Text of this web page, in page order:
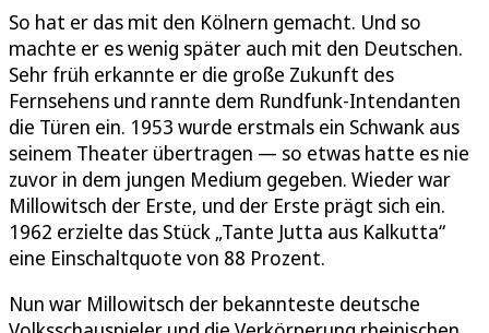
So hat er das mit den Kölnern gemacht. Und so
machte er es wenig später auch mit den Deutschen.
Sehr früh erkannte er die große Zukunft des
Fernsehens und rannte dem Rundfunk-Intendanten
die Türen ein. 1953 wurde erstmals ein Schwank aus
seinem Theater übertragen — so etwas hatte es nie
zuvor in dem jungen Medium gegeben. Wieder war
Millowitsch der Erste, und der Erste prägt sich ein.
1962 erzielte das Stück „Tante Jutta aus Kalkutta“
eine Einschaltquote von 88 Prozent.
Nun war Millowitsch der bekannteste deutsche